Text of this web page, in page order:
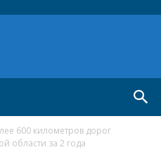
600 километров дорог
области за 2 года